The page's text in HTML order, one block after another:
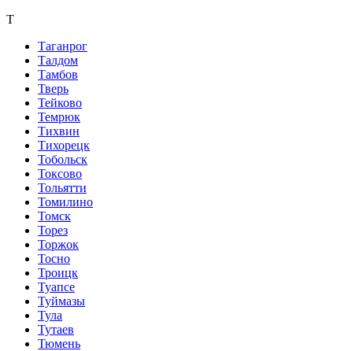
Т
Таганрог
Талдом
Тамбов
Тверь
Тейково
Темрюк
Тихвин
Тихорецк
Тобольск
Токсово
Тольятти
Томилино
Томск
Торез
Торжок
Тосно
Троицк
Туапсе
Туймазы
Тула
Тутаев
Тюмень